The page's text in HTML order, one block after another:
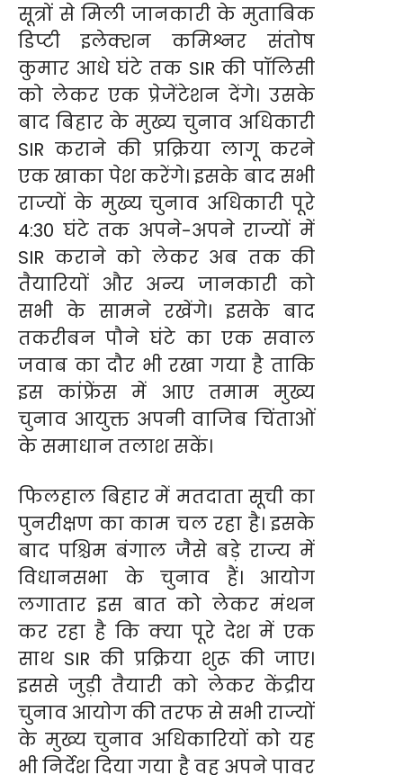
सूत्रों से मिली जानकारी के मुताबिक
डिप्टी इलेक्शन कमिश्नर संतोष
कुमार आधे घंटे तक SIR की पॉलिसी
को लेकर एक प्रेजेंटेशन देंगे। उसके
बाद बिहार के मुख्य चुनाव अधिकारी
SIR कराने की प्रक्रिया लागू करने
एक खाका पेश करेंगे। इसके बाद सभी
राज्यों के मुख्य चुनाव अधिकारी पूरे
4:30 घंटे तक अपने-अपने राज्यों में
SIR कराने को लेकर अब तक की
तैयारियों और अन्य जानकारी को
सभी के सामने रखेंगे। इसके बाद
तकरीबन पौने घंटे का एक सवाल
जवाब का दौर भी रखा गया है ताकि
इस कांफ्रेंस में आए तमाम मुख्य
चुनाव आयुक्त अपनी वाजिब चिंताओं
के समाधान तलाश सकें।
फिलहाल बिहार में मतदाता सूची का
पुनरीक्षण का काम चल रहा है। इसके
बाद पश्चिम बंगाल जैसे बड़े राज्य में
विधानसभा के चुनाव हैं। आयोग
लगातार इस बात को लेकर मंथन
कर रहा है कि क्या पूरे देश में एक
साथ SIR की प्रक्रिया शुरू की जाए।
इससे जुड़ी तैयारी को लेकर केंद्रीय
चुनाव आयोग की तरफ से सभी राज्यों
के मुख्य चुनाव अधिकारियों को यह
भी निर्देश दिया गया है वह अपने पावर